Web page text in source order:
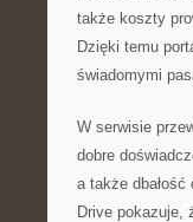
także koszty
Dzięki temu
świadomymi
W serwisie
dobre
a także
Drive pokazuje,